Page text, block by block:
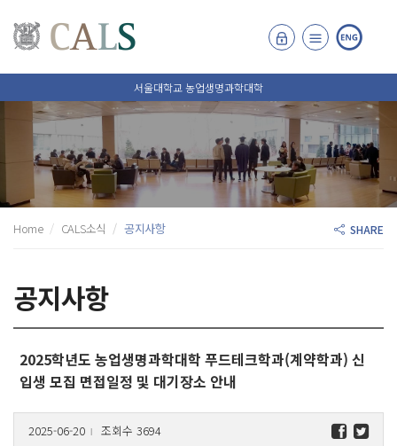
서울대학교 농업생명과학대학
Home CALS소식 공지사항 SHARE
공지사항
2025학년도 농업생명과학대학 푸드테크학과(계약학과) 신
입생 모집 면접일정 및 대기장소 안내
2025-06-20 l 조회수 3694